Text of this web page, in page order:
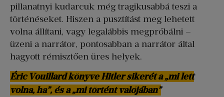
pillanatnyi kudarcuk még tragikusabbá teszi a
történéseket. Hiszen a pusztítást meg lehetett
volna állítani, vagy legalábbis megpróbálni –
üzeni a narrátor, pontosabban a narrátor által
hagyott rémisztően üres helyek.
Éric Vouillard könyve Hitler sikerét a „mi lett
volna, ha”, és a „mi történt valójában”